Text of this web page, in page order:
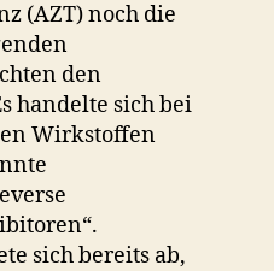
(AZT) noch die
den
handelte sich bei
Wirkstoffen
sich bereits ab,